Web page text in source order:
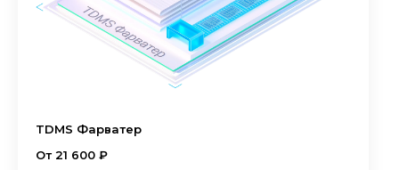
TDMS Фарватер
От 21 600 ₽